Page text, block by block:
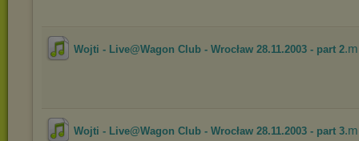
Wojti - Live@Wagon Club - Wrocław 28.11.2003 - part 2
Wojti - Live@Wagon Club - Wrocław 28.11.2003 - part 3